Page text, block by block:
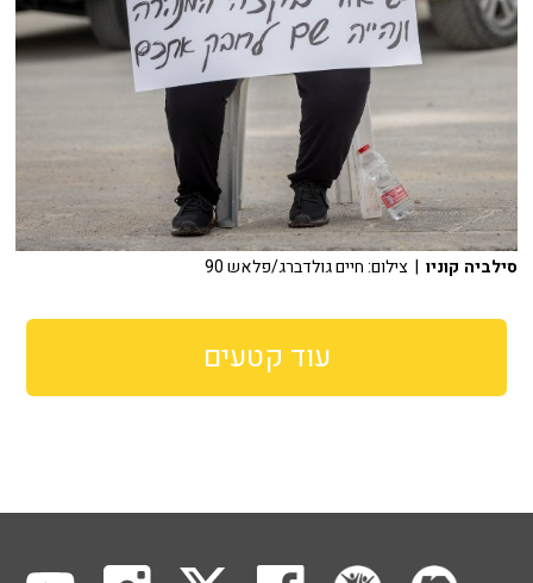
סילביה קוניו | צילום: חיים גולדברג/פלאש 90
עוד קטעים